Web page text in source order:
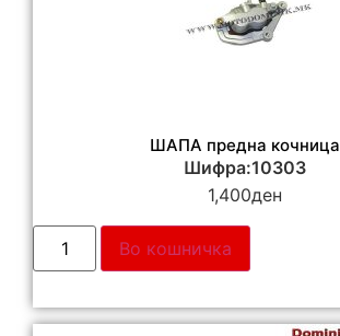
ШАПА предна кочница
Шифра:10303
1,400ден
Во кошничка